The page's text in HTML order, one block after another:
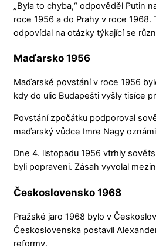
„Byla to chyba,“ odpověděl Putin
roce 1956 a do Prahy v roce
odpovídal na otázky týkající se
Maďarsko 1956
Maďarské povstání v roce 1956
kdy do ulic Budapešti vyšly tisíce
Povstání zpočátku podporoval
maďarský vůdce Imre Nagy
Dne 4. listopadu 1956 vtrhly
byli popraveni. Zásah vyvolal
Československo 1968
Pražské jaro 1968 bylo v
Československa postavil
reformy.